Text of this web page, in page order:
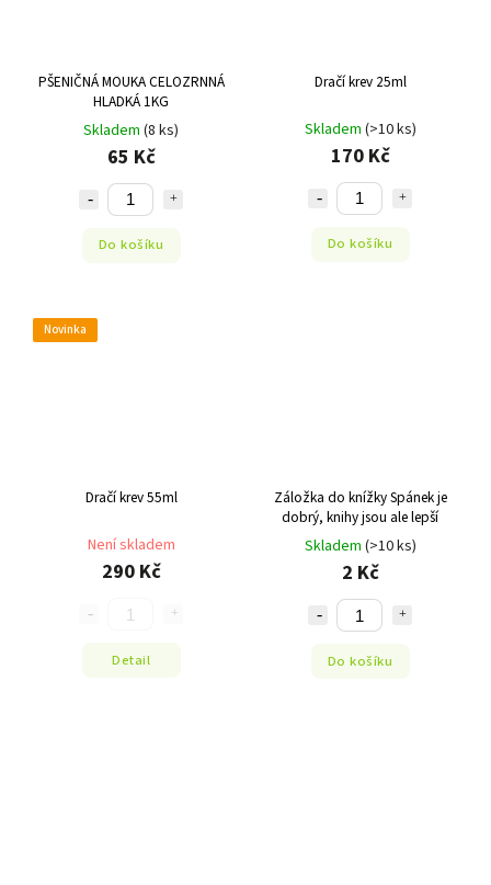
PŠENIČNÁ MOUKA CELOZRNNÁ
HLADKÁ 1KG
Skladem (8 ks)
65 Kč
Do košíku
Dračí krev 25ml
Skladem (>10 ks)
170 Kč
Do košíku
Novinka
Dračí krev 55ml
Není skladem
290 Kč
Detail
Záložka do knížky Spánek je
dobrý, knihy jsou ale lepší
Skladem (>10 ks)
2 Kč
Do košíku